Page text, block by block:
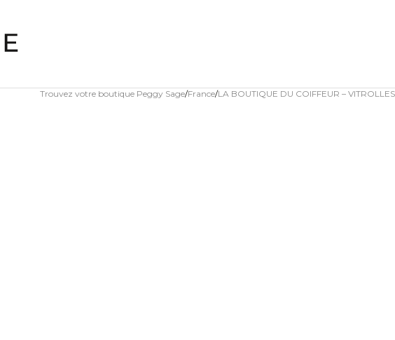
Trouvez votre boutique Peggy Sage France LA BOUTIQUE DU COIFFEUR – VITROLLES